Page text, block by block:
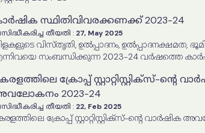
സ്ഥിതിവിവരക്കണക്ക് 2023-24
തീയതി : 27, May 2025
വിസ്തൃതി, ഉൽപ്പാദനം, ഉൽപ്പാദനക്ഷമത,
സംബന്ധിക്കുന്ന 2023-24 വർഷത്തെ
ക്രോപ്പ് സ്റ്റാറ്റിസ്റ്റിക്‌സ്-ന്റെ
2023-24
തീയതി : 22, Feb 2025
ക്രോപ്പ് സ്റ്റാറ്റിസ്റ്റിക്‌സ്-ന്റെ വാർഷിക